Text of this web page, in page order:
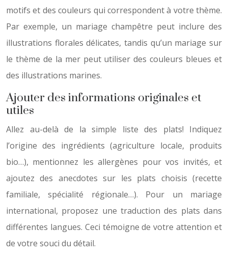
motifs et des couleurs qui correspondent à votre thème.
Par exemple, un mariage champêtre peut inclure des
illustrations florales délicates, tandis qu’un mariage sur
le thème de la mer peut utiliser des couleurs bleues et
des illustrations marines.
Ajouter des informations originales et
utiles
Allez au-delà de la simple liste des plats! Indiquez
l’origine des ingrédients (agriculture locale, produits
bio…), mentionnez les allergènes pour vos invités, et
ajoutez des anecdotes sur les plats choisis (recette
familiale, spécialité régionale…). Pour un mariage
international, proposez une traduction des plats dans
différentes langues. Ceci témoigne de votre attention et
de votre souci du détail.